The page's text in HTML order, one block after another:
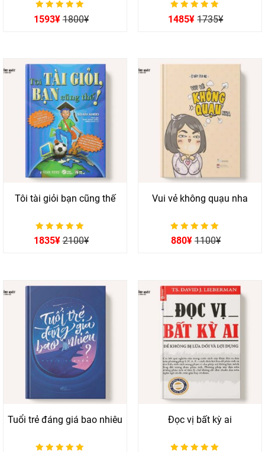
Được xếp hạng
0
1593¥ 1800¥
Được xếp hạng
0
1485¥ 1735¥
Tôi tài giỏi bạn cũng thế
Được xếp hạng
0
1835¥ 2100¥
Vui vẻ không quạu nha
Được xếp hạng
0
880¥ 1100¥
Tuổi trẻ đáng giá bao nhiêu Đọc vị bất kỳ ai